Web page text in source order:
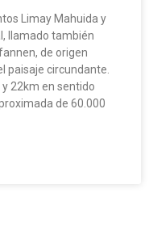
Limay Mahuida y
llamado también
de origen
paisaje circundante.
22km en sentido
de 60.000